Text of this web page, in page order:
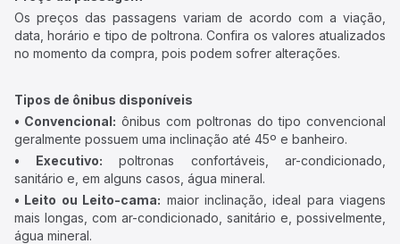
Os preços das passagens variam de acordo com a viação,
data, horário e tipo de poltrona. Confira os valores atualizados
no momento da compra, pois podem sofrer alterações.
Tipos de ônibus disponíveis
• Convencional: ônibus com poltronas do tipo convencional
geralmente possuem uma inclinação até 45º e banheiro.
• Executivo: poltronas confortáveis, ar-condicionado,
sanitário e, em alguns casos, água mineral.
• Leito ou Leito-cama: maior inclinação, ideal para viagens
mais longas, com ar-condicionado, sanitário e, possivelmente,
água mineral.